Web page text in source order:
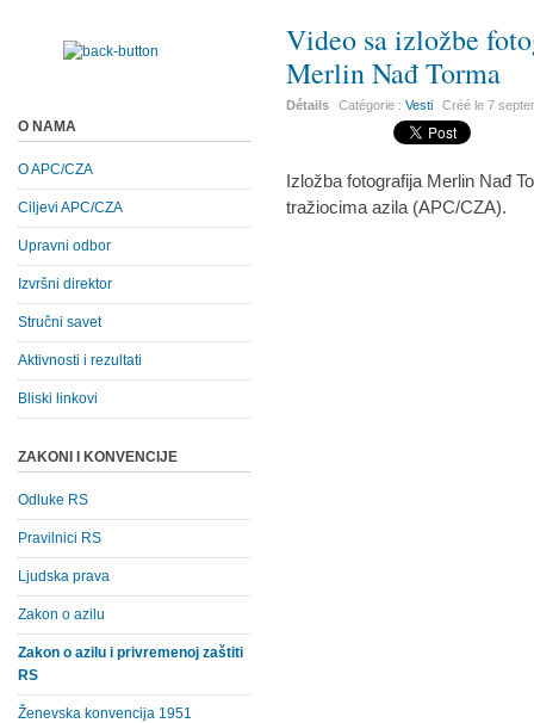
Video sa izložbe
Merlin Nađ Torma
Détails Catégorie :Vesti Créé le7
Izložba fotografija Merlin Nađ
tražiocima azila (APC/CZA).
O NAMA
O APC/CZA
Ciljevi APC/CZA
Upravni odbor
Izvršni direktor
Stručni savet
Aktivnosti i rezultati
Bliski linkovi
ZAKONI I KONVENCIJE
Odluke RS
Pravilnici RS
Ljudska prava
Zakon o azilu
Zakon o azilu i privremenoj zaštiti
RS
Ženevska konvencija 1951